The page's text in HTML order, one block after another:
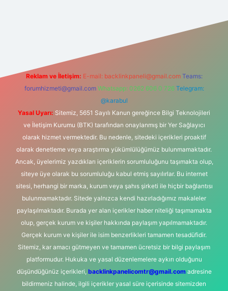
Reklam ve İletişim: E-mail: backlinkpaneli@gmail.com Teams:
forumhizmeti@gmail.com Whatsapp: 0262 606 0 726 Telegram:
@karabul
Yasal Uyarı: Sitemiz, 5651 Sayılı Kanun gereğince Bilgi Teknolojileri
ve İletişim Kurumu (BTK) tarafından onaylanmış bir Yer Sağlayıcı
olarak hizmet vermektedir. Bu nedenle, sitedeki içerikleri proaktif
olarak denetleme veya araştırma yükümlülüğümüz bulunmamaktadır.
Ancak, üyelerimiz yazdıkları içeriklerin sorumluluğunu taşımakta olup,
siteye üye olarak bu sorumluluğu kabul etmiş sayılırlar. Bu internet
sitesi, herhangi bir marka, kurum veya şahıs şirketi ile hiçbir bağlantısı
bulunmamaktadır. Sitede yalnızca kendi hazırladığımız makaleler
paylaşılmaktadır. Burada yer alan içerikler haber niteliği taşımamakta
olup, gerçek kurum ve kişiler hakkında paylaşım yapılmamaktadır.
Gerçek kurum ve kişiler ile isim benzerlikleri tamamen tesadüfidir.
Sitemiz, kar amacı gütmeyen ve tamamen ücretsiz bir bilgi paylaşım
platformudur. Hukuka ve yasal düzenlemelere aykırı olduğunu
düşündüğünüz içerikleri, backlinkpanelicomtr@gmail.comadresine
bildirmeniz halinde, ilgili içerikler yasal süre içerisinde sitemizden